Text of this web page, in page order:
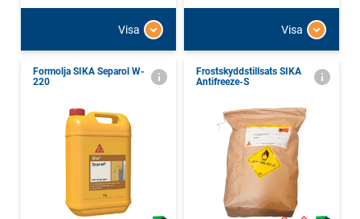
Visa Visa
Formolja SIKA Separol W-
220
Frostskyddstillsats SIKA
Antifreeze-S